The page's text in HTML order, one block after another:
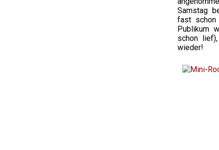
Samstag
fast schon
Publikum
schon
wieder!